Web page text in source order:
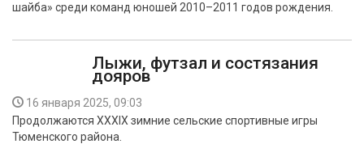
шайба» среди команд юношей 2010–2011 годов рождения.
Лыжи, футзал и состязания
дояров
16 января 2025, 09:03
Продолжаются XXXIХ зимние сельские спортивные игры
Тюменского района.